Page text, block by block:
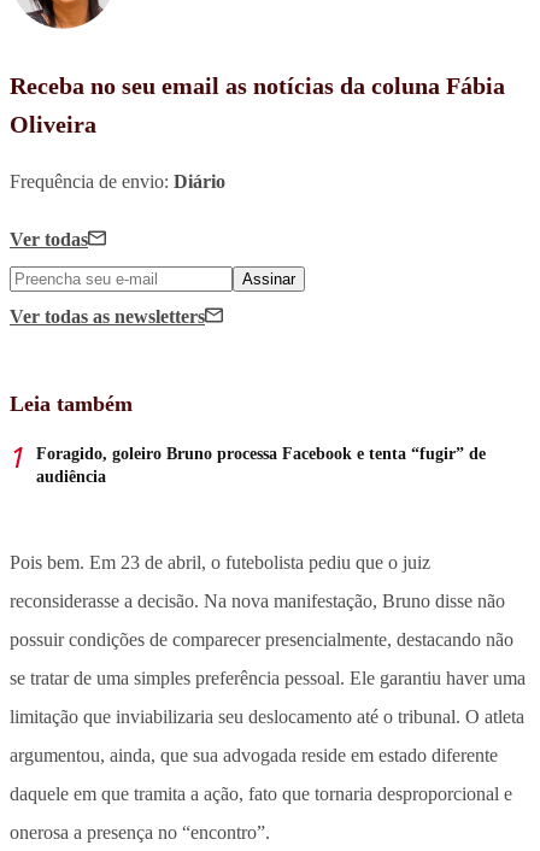
Receba no seu email as notícias da coluna Fábia
Oliveira
Frequência de envio: Diário
Ver todas
Assinar
Ver todas as newsletters
Leia também
Foragido, goleiro Bruno processa Facebook e tenta “fugir” de
audiência
Pois bem. Em 23 de abril, o futebolista pediu que o juiz
reconsiderasse a decisão. Na nova manifestação, Bruno disse não
possuir condições de comparecer presencialmente, destacando não
se tratar de uma simples preferência pessoal. Ele garantiu haver uma
limitação que inviabilizaria seu deslocamento até o tribunal. O atleta
argumentou, ainda, que sua advogada reside em estado diferente
daquele em que tramita a ação, fato que tornaria desproporcional e
onerosa a presença no “encontro”.